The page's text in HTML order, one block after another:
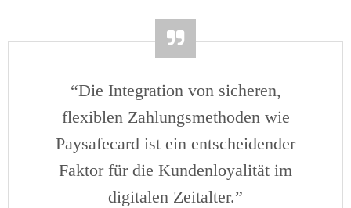
“Die Integration von sicheren,
flexiblen Zahlungsmethoden wie
Paysafecard ist ein entscheidender
Faktor für die Kundenloyalität im
digitalen Zeitalter.”